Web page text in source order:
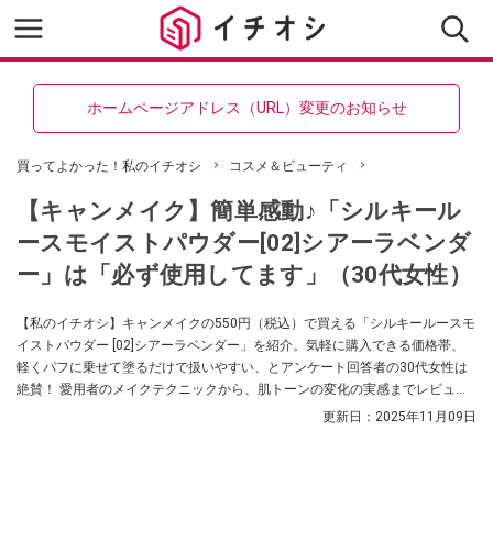
ホームページアドレス（URL）変更のお知らせ
買ってよかった！私のイチオシ コスメ＆ビューティ
【キャンメイク】簡単感動♪「シルキール
ースモイストパウダー[02]シアーラベンダ
ー」は「必ず使用してます」（30代女性）
【私のイチオシ】キャンメイクの550円（税込）で買える「シルキールースモ
イストパウダー [02]シアーラベンダー」を紹介。気軽に購入できる価格帯、
軽くパフに乗せて塗るだけで扱いやすい、とアンケート回答者の30代女性は
絶賛！ 愛用者のメイクテクニックから、肌トーンの変化の実感までレビュ
更新日： 2025年11月09日